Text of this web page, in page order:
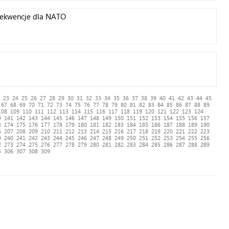
dla NATO
23 24 25 26 27 28 29 30 31 32 33 34 35 36 37 38 39 40 41 42 43 44 45
67 68 69 70 71 72 73 74 75 76 77 78 79 80 81 82 83 84 85 86 87 88 89
109 110 111 112 113 114 115 116 117 118 119 120 121 122 123
124
141 142 143 144 145 146 147 148 149 150 151 152 153 154 155 156 157
174 175 176 177 178 179 180 181 182 183 184 185 186 187 188 189 190
207 208 209 210 211 212 213 214 215 216 217 218 219 220 221 222
223
240 241 242 243 244 245 246 247 248 249 250 251 252 253 254 255
256
273 274 275 276 277 278 279 280 281 282 283 284 285 286 287 288 289
306 307 308 309